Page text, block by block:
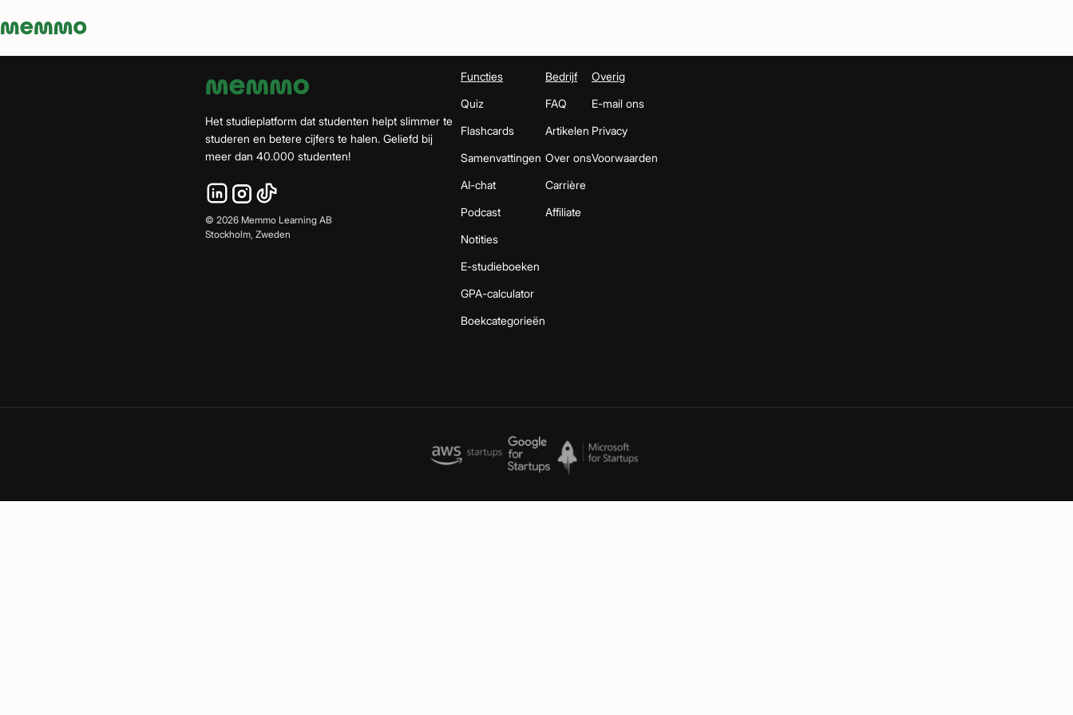
Memmo - AI-verktyg och digital kurslitteratur
Het studieplatform dat studenten helpt slimmer te
studeren en betere cijfers te halen. Geliefd bij
meer dan 40.000 studenten!
© 2026 Memmo Learning AB
Stockholm, Zweden
Functies
Quiz
Flashcards
Samenvattingen
AI-chat
Podcast
Notities
E-studieboeken
GPA-calculator
Boekcategorieën
Bedrijf
FAQ
Artikelen
Over ons
Carrière
Affiliate
Overig
E-mail ons
Privacy
Voorwaarden